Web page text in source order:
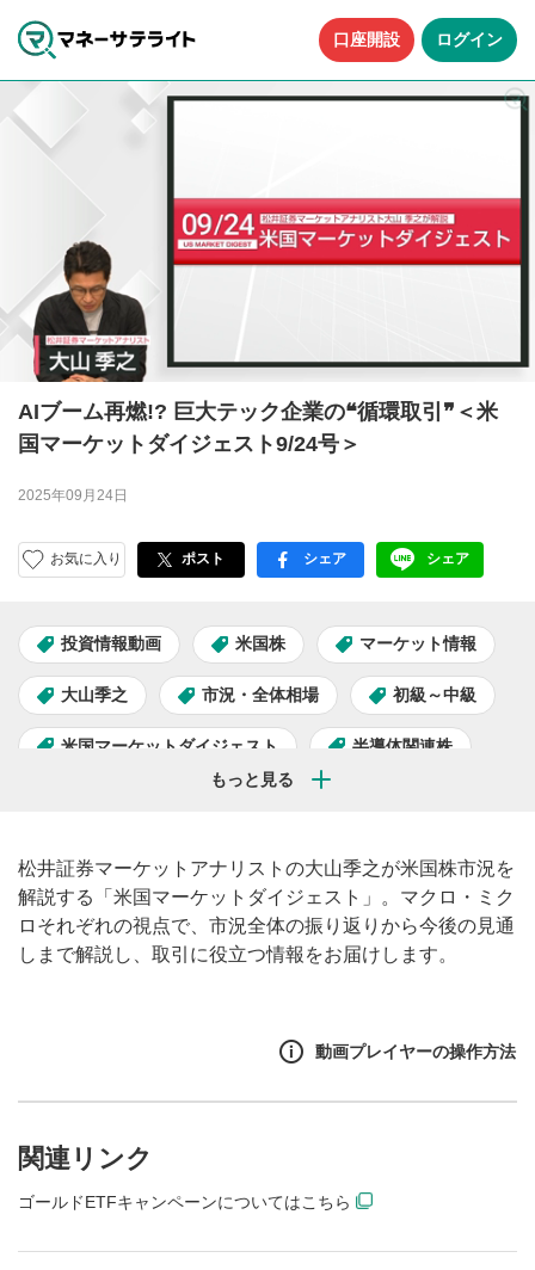
口座開設 ログイン
AIブーム再燃!? 巨大テック企業の❝循環取引❞＜米
国マーケットダイジェスト9/24号＞
2025年09月24日
お気に入り ポスト facebook
シェア LINE
シェア
投資情報動画 米国株 マーケット情報
大山季之 市況・全体相場 初級～中級
米国マーケットダイジェスト 半導体関連株
松井証券マーケットアナリストの大山季之が米国株市況を
解説する「米国マーケットダイジェスト」。マクロ・ミク
ロそれぞれの視点で、市況全体の振り返りから今後の見通
しまで解説し、取引に役立つ情報をお届けします。
動画プレイヤーの操作方法
関連リンク
ゴールドETFキャンペーンについてはこちら